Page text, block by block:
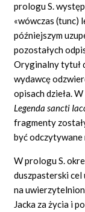
prologu S.
«wówczas(tunc)
późniejszym
pozostałych
Oryginalny tytuł
wydawcę
opisach dzieła.
Legenda sancti
fragmenty
być odczytywane
W prologu S.
duszpasterski cel
na
Jacka za życia i